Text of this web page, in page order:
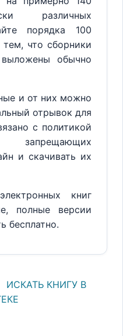
различных
порядка 100
что сборники
обычно
и от них можно
отрывок для
с политикой
запрещающих
и скачивать их
книг
полные версии
бесплатно.
ИСКАТЬ КНИГУ В